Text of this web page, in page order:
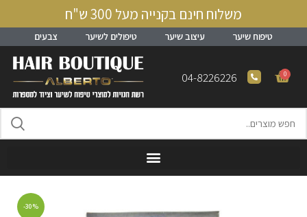
משלוח חינם בקנייה מעל 300 ש"ח
טיפוח שיער עיצוב שיער טיפולים לשיער צבעים
0
04-8226226
-30%